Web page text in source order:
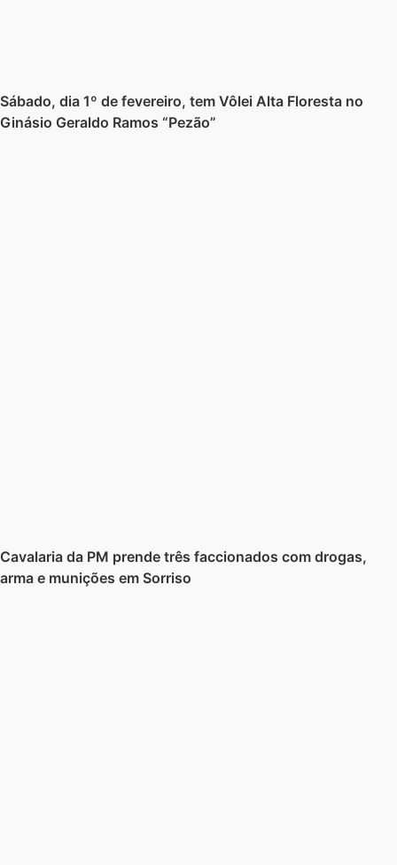
Sábado, dia 1º de fevereiro, tem Vôlei Alta Floresta no
Ginásio Geraldo Ramos “Pezão”
Cavalaria da PM prende três faccionados com drogas,
arma e munições em Sorriso